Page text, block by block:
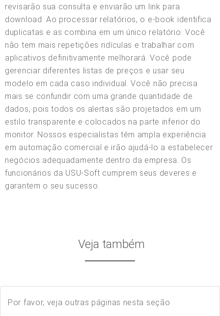
revisarão sua consulta e enviarão um link para
download. Ao processar relatórios, o e-book identifica
duplicatas e as combina em um único relatório. Você
não tem mais repetições ridículas e trabalhar com
aplicativos definitivamente melhorará. Você pode
gerenciar diferentes listas de preços e usar seu
modelo em cada caso individual. Você não precisa
mais se confundir com uma grande quantidade de
dados, pois todos os alertas são projetados em um
estilo transparente e colocados na parte inferior do
monitor. Nossos especialistas têm ampla experiência
em automação comercial e irão ajudá-lo a estabelecer
negócios adequadamente dentro da empresa. Os
funcionários da USU-Soft cumprem seus deveres e
garantem o seu sucesso.
Veja também
Por favor, veja outras páginas nesta seção